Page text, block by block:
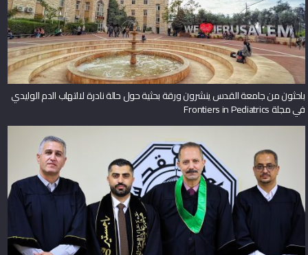
باحثون من جامعة القدس ينشرون ورقة بحثية حول حالة نادرة لالتهاب الدم الوليدي
في مجلة Frontiers in Pediatrics